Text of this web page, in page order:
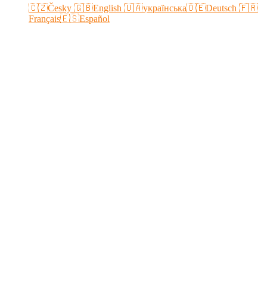
🇨🇿Česky 🇬🇧English 🇺🇦українська🇩🇪Deutsch 🇫🇷
Français🇪🇸Español